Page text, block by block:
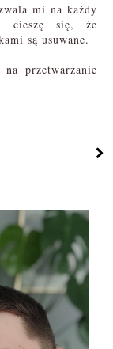
mi na każdy
cieszę się, że
są usuwane.
przetwarzanie